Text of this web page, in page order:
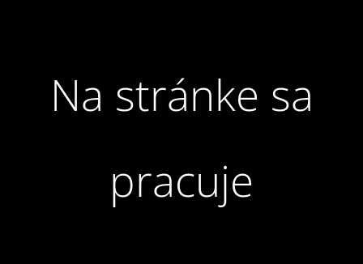
Na stránke sa
pracuje